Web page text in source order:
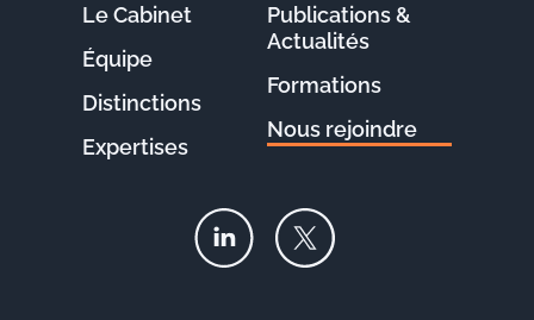
Le Cabinet
Équipe
Distinctions
Expertises
Publications &
Actualités
Formations
Nous rejoindre